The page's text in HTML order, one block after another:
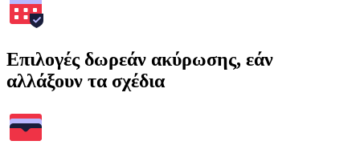
Επιλογές δωρεάν ακύρωσης, εάν
αλλάξουν τα σχέδια